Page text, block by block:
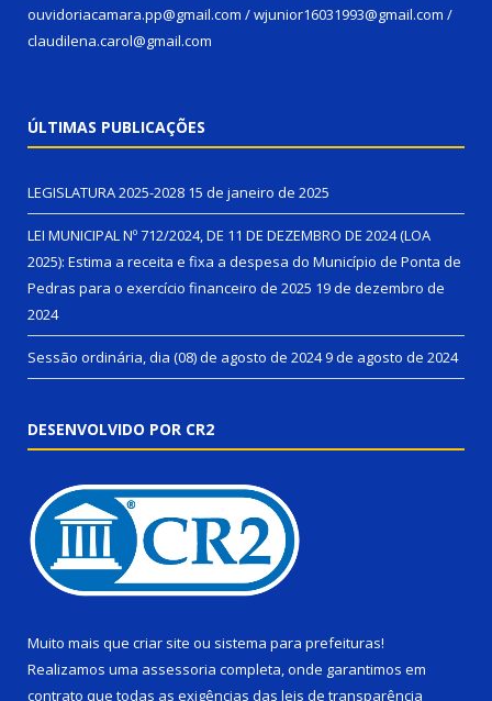
ouvidoriacamara.pp@gmail.com / wjunior16031993@gmail.com /
claudilena.carol@gmail.com
ÚLTIMAS PUBLICAÇÕES
LEGISLATURA 2025-2028 15 de janeiro de 2025
LEI MUNICIPAL Nº 712/2024, DE 11 DE DEZEMBRO DE 2024 (LOA
2025): Estima a receita e fixa a despesa do Município de Ponta de
Pedras para o exercício financeiro de 2025 19 de dezembro de
2024
Sessão ordinária, dia (08) de agosto de 20249 de agosto de 2024
DESENVOLVIDO POR CR2
Muito mais que criar site ou sistema para prefeituras!
Realizamos uma assessoria completa, onde garantimos em
contrato que todas as exigências das leis de transparência